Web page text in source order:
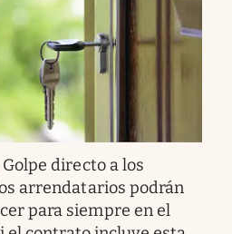
Golpe directo a los
arrendatarios podrán
para siempre en el